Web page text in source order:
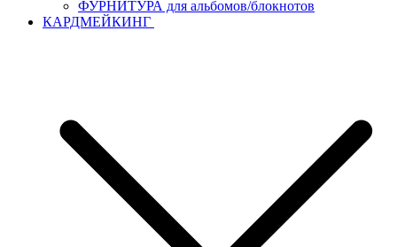
ФУРНИТУРА для альбомов/блокнотов
КАРДМЕЙКИНГ